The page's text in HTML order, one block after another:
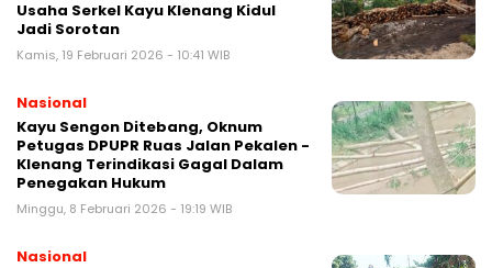
Usaha Serkel Kayu Klenang Kidul
Jadi Sorotan
Kamis, 19 Februari 2026 - 10:41 WIB
Nasional
Kayu Sengon Ditebang, Oknum
Petugas DPUPR Ruas Jalan Pekalen -
Klenang Terindikasi Gagal Dalam
Penegakan Hukum
Minggu, 8 Februari 2026 - 19:19 WIB
Nasional